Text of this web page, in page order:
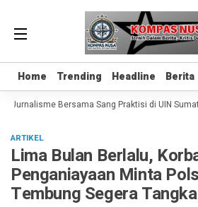
Home Trending Headline Berita
Home Trending Headline Berita
Jurnalisme Bersama Sang Praktisi di UIN
ARTIKEL
Lima Bulan Berlalu,
Penganiayaan Minta
Tembung Segera